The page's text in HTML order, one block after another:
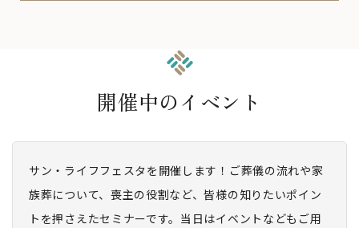
開催中のイベント
サン・ライフフェスタを開催します！ご葬儀の流れや家
族葬について、喪主の役割など、皆様の知りたいポイン
トを押さえたセミナーです。当日はイベントなどもご用